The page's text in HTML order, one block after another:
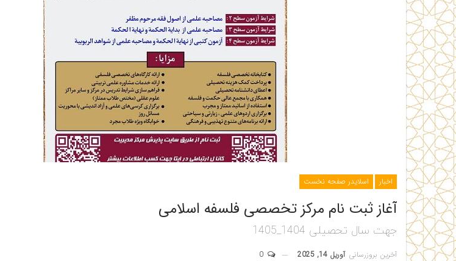
اخبار اسلایدر صفحه نخست
آغاز ثبت نام مرکز تخصصی فلسفه اسلامی
جهت سال تحصیلی 1404_1405
آخرین بروزرسانی آوریل 14, 2025